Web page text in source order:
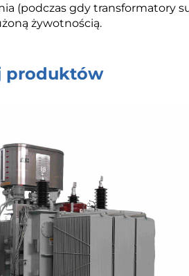
(podczas gdy transformatory
żywotnością.
produktów